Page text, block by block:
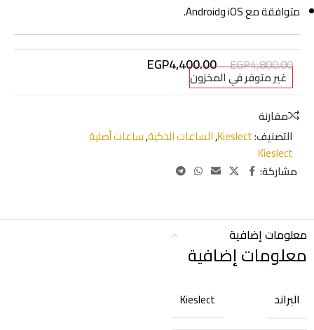
متوافقة مع iOS وAndroid.
EGP4,800.00
EGP4,400.00
غير متوفر في المخزون
مقارنة
التصنيف:Kieslect
,الساعات الذكية,ساعات أصلية
Kieslect
مشاركة:
معلومات إضافية
معلومات إضافية
البراند Kieslect